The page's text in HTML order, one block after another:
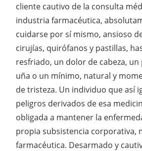
cliente cautivo de la consulta
industria farmacéutica,
cuidarse por sí mismo, ansioso
cirujías, quirófanos y pastillas,
resfriado, un dolor de cabeza,
uña o un mínimo, natural y
de tristeza. Un individuo que así
peligros derivados de esa
obligada a mantener la
propia subsistencia corporativa,
farmacéutica. Desarmado y